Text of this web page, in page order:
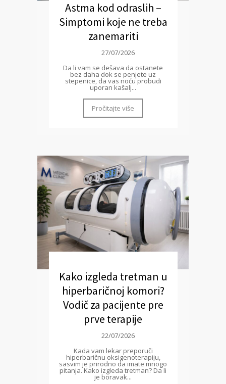
Astma kod odraslih –
Simptomi koje ne treba
zanemariti
27/07/2026
Da li vam se dešava da ostanete
bez daha dok se penjete uz
stepenice, da vas noću probudi
uporan kašalj...
Pročitajte više
Kako izgleda tretman u
hiperbaričnoj komori?
Vodič za pacijente pre
prve terapije
22/07/2026
Kada vam lekar preporuči
hiperbaričnu oksigenoterapiju,
sasvim je prirodno da imate mnogo
pitanja. Kako izgleda tretman? Da li
je boravak...